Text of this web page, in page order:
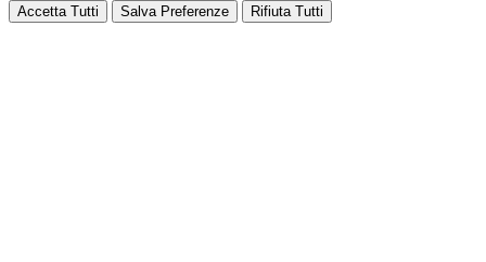
Accetta Tutti Salva Preferenze Rifiuta Tutti